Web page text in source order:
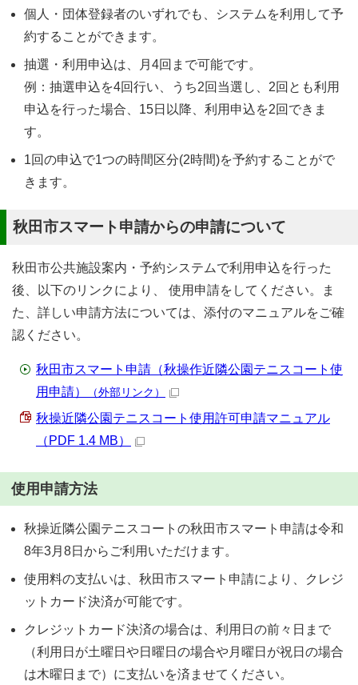
個人・団体登録者のいずれでも、システムを利用して予
約することができます。
抽選・利用申込は、月4回まで可能です。
例：抽選申込を4回行い、うち2回当選し、2回とも利用
申込を行った場合、15日以降、利用申込を2回できま
す。
1回の申込で1つの時間区分(2時間)を予約することがで
きます。
秋田市スマート申請からの申請について
秋田市公共施設案内・予約システムで利用申込を行った
後、以下のリンクにより、 使用申請をしてください。ま
た、詳しい申請方法については、添付のマニュアルをご確
認ください。
秋田市スマート申請（秋操作近隣公園テニスコート使
用申請）
（外部リンク）
秋操近隣公園テニスコート使用許可申請マニュアル
（PDF 1.4 MB）
使用申請方法
秋操近隣公園テニスコートの秋田市スマート申請は令和
8年3月8日からご利用いただけます。
使用料の支払いは、秋田市スマート申請により、クレジ
ットカード決済が可能です。
クレジットカード決済の場合は、利用日の前々日まで
（利用日が土曜日や日曜日の場合や月曜日が祝日の場合
は木曜日まで）に支払いを済ませてください。